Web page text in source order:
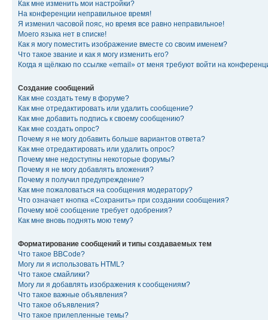
Как мне изменить мои настройки?
На конференции неправильное время!
Я изменил часовой пояс, но время все равно неправильное!
Моего языка нет в списке!
Как я могу поместить изображение вместе со своим именем?
Что такое звание и как я могу изменить его?
Когда я щёлкаю по ссылке «email» от меня требуют войти на
Создание сообщений
Как мне создать тему в форуме?
Как мне отредактировать или удалить сообщение?
Как мне добавить подпись к своему сообщению?
Как мне создать опрос?
Почему я не могу добавить больше вариантов ответа?
Как мне отредактировать или удалить опрос?
Почему мне недоступны некоторые форумы?
Почему я не могу добавлять вложения?
Почему я получил предупреждение?
Как мне пожаловаться на сообщения модератору?
Что означает кнопка «Сохранить» при создании сообщения?
Почему моё сообщение требует одобрения?
Как мне вновь поднять мою тему?
Форматирование сообщений и типы создаваемых тем
Что такое BBCode?
Могу ли я использовать HTML?
Что такое смайлики?
Могу ли я добавлять изображения к сообщениям?
Что такое важные объявления?
Что такое объявления?
Что такое прилепленные темы?